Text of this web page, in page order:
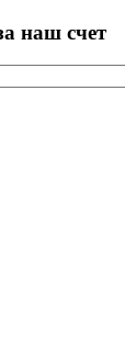
наш счет